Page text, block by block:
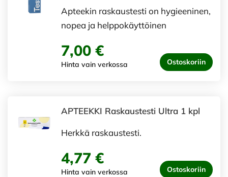
Apteekin raskaustesti on hygieeninen,
nopea ja helppokäyttöinen
7,00 €
Hinta vain verkossa Ostoskoriin
APTEEKKI Raskaustesti Ultra 1 kpl
Herkkä raskaustesti.
4,77 €
Hinta vain verkossa Ostoskoriin